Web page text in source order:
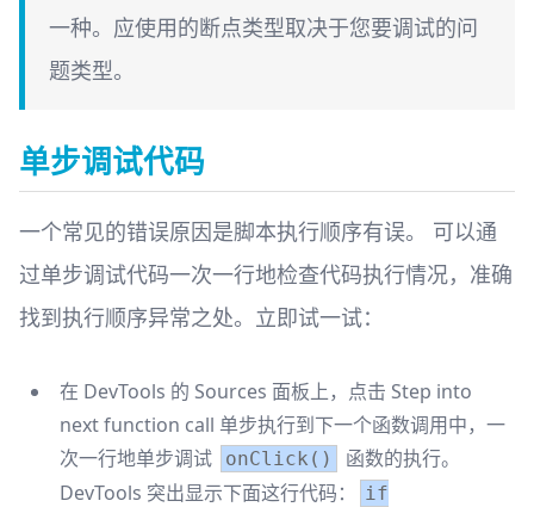
一种。应使用的断点类型取决于您要调试的问
题类型。
单步调试代码
一个常见的错误原因是脚本执行顺序有误。 可以通
过单步调试代码一次一行地检查代码执行情况，准确
找到执行顺序异常之处。立即试一试：
在 DevTools 的 Sources 面板上，点击 Step into
next function call 单步执行到下一个函数调用中，一
次一行地单步调试
onClick()
函数的执行。
DevTools 突出显示下面这行代码：
if